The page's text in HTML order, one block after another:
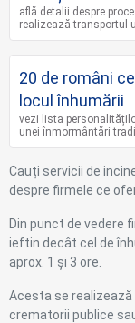
află detalii despre
realizează transportul
20 de români
locul înhumării
vezi lista
unei înmormântări
Cauți servicii de
despre firmele ce
Din punct de vedere
ieftin decât cel de
aprox. 1 și 3 ore.
Acesta se
crematorii publice